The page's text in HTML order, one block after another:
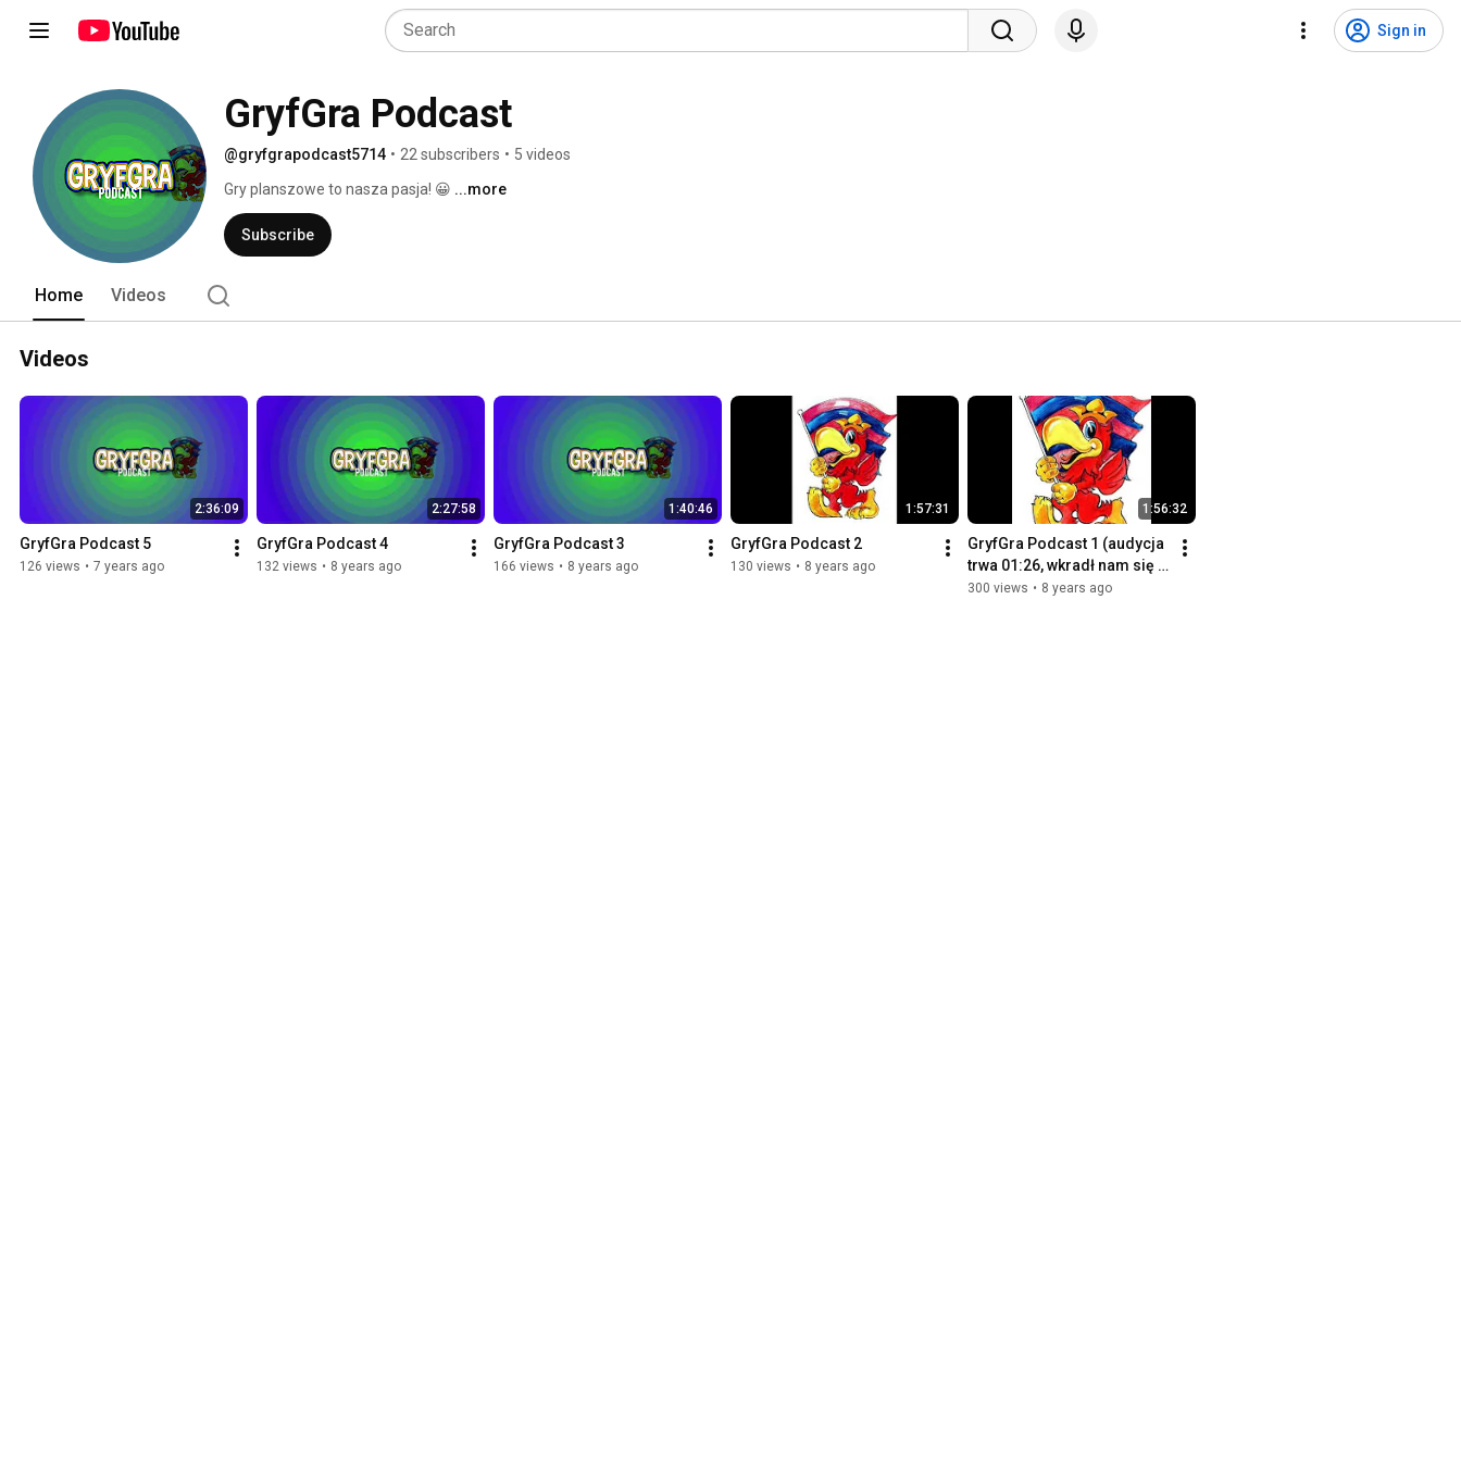
Sign in
GryfGra Podcast
@gryfgrapodcast5714 • 22 subscribers • 5 videos
Gry planszowe to nasza pasja! 😀 ...more
Subscribe
Home Videos
Videos
2:36:09
GryfGra Podcast 5
126 views • 7 years ago
2:27:58
GryfGra Podcast 4
132 views • 8 years ago
1:40:46
GryfGra Podcast 3
166 views • 8 years ago
1:57:31
GryfGra Podcast 2
130 views • 8 years ago
1:56:32
GryfGra Podcast 1 (audycja
trwa 01:26, wkradł nam się
chochlik na koniec
300 views • 8 years ago